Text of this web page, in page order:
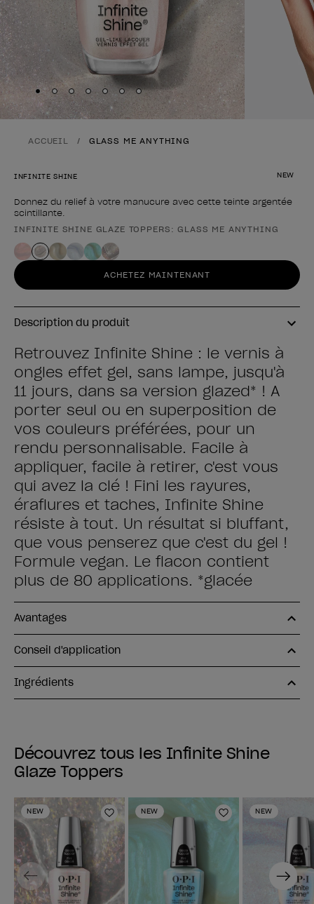
Skip to slide 1
Skip to slide2
Skip to slide 3
Skip to slide 4
Skip to slide 5
Skip to slide 6
Skip to slide7
ACCUEIL GLASS ME ANYTHING
NEW
INFINITE SHINE
Donnez du relief à votre manucure avec cette teinte argentée
scintillante.
Forme du produit
INFINITE SHINE GLAZE TOPPERS: GLASS ME ANYTHING
ACHETEZ MAINTENANT
Description du produit
Retrouvez Infinite Shine : le vernis à
ongles effet gel, sans lampe, jusqu'à
11 jours, dans sa version glazed* ! A
porter seul ou en superposition de
vos couleurs préférées, pour un
rendu personnalisable. Facile à
appliquer, facile à retirer, c'est vous
qui avez la clé ! Fini les rayures,
éraflures et taches, Infinite Shine
résiste à tout. Un résultat si bluffant,
que vous penserez que c'est du gel !
Formule vegan. Le flacon contient
plus de 80 applications. *glacée
Avantages
Conseil d'application
Ingrédients
Découvrez tous les Infinite Shine
Glaze Toppers
NEW
Ajouter aux favoris
NEW
Ajouter aux
NEW
Previous Next